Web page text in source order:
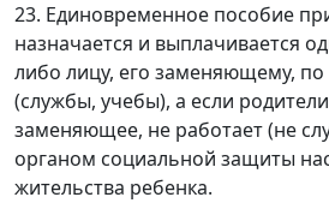
23. Единовременное пособие
назначается и выплачивается
либо лицу, его заменяющему, по
(службы, учебы), а если
заменяющее, не работает (не
органом социальной защиты
жительства ребенка.